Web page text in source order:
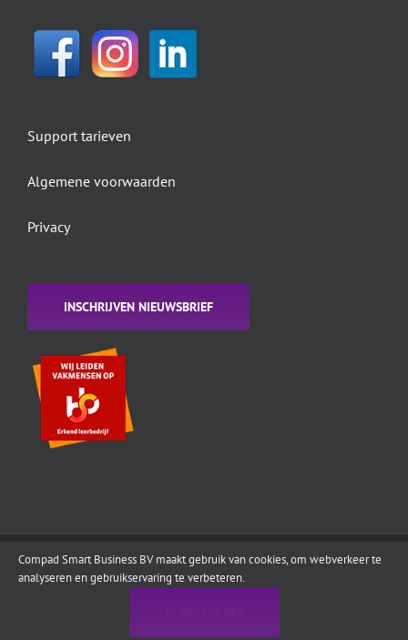
Support tarieven
Algemene voorwaarden
Privacy
INSCHRIJVEN NIEUWSBRIEF
Copyright 1995 - 2022 Compad Software| All Rights Reserved | Designed by
Compad Studio|Disclamer|Algemene Voorwaarden
Compad Smart Business BV maakt gebruik van cookies, om webverkeer te
analyseren en gebruikservaring te verbeteren.